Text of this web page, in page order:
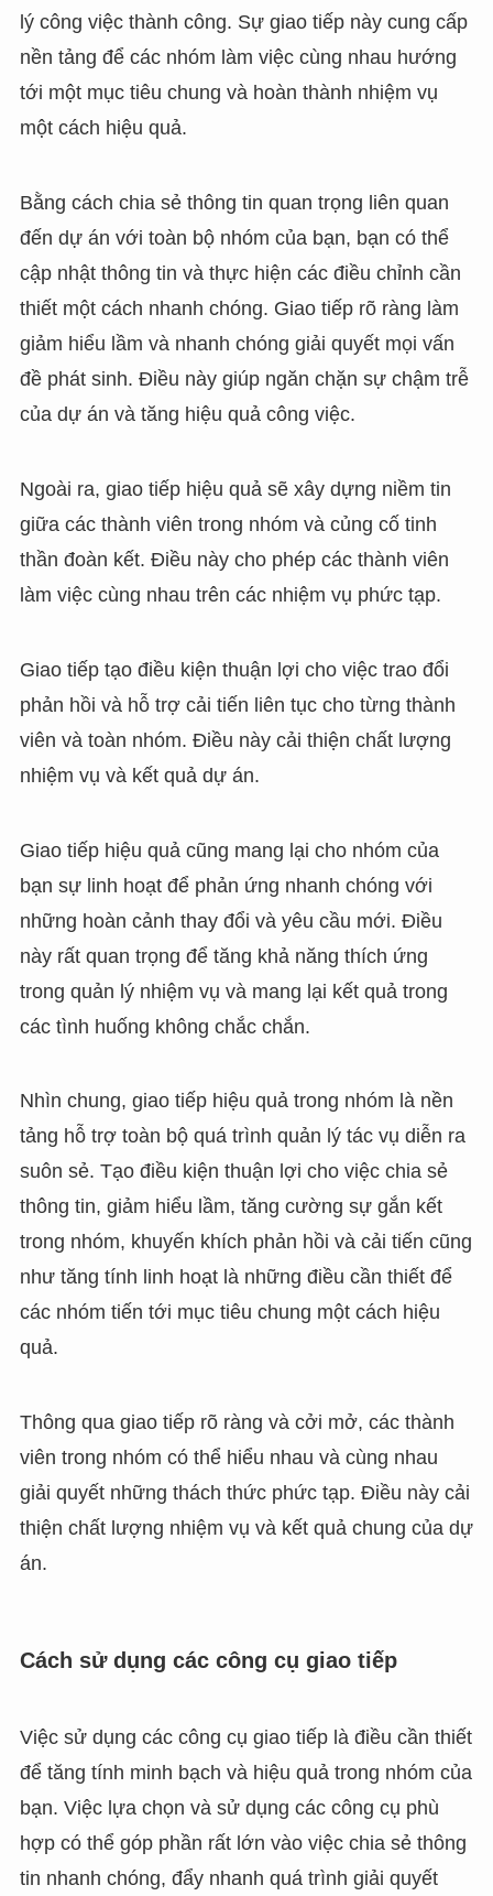
lý công việc thành công. Sự giao tiếp này cung cấp
nền tảng để các nhóm làm việc cùng nhau hướng
tới một mục tiêu chung và hoàn thành nhiệm vụ
một cách hiệu quả.
Bằng cách chia sẻ thông tin quan trọng liên quan
đến dự án với toàn bộ nhóm của bạn, bạn có thể
cập nhật thông tin và thực hiện các điều chỉnh cần
thiết một cách nhanh chóng. Giao tiếp rõ ràng làm
giảm hiểu lầm và nhanh chóng giải quyết mọi vấn
đề phát sinh. Điều này giúp ngăn chặn sự chậm trễ
của dự án và tăng hiệu quả công việc.
Ngoài ra, giao tiếp hiệu quả sẽ xây dựng niềm tin
giữa các thành viên trong nhóm và củng cố tinh
thần đoàn kết. Điều này cho phép các thành viên
làm việc cùng nhau trên các nhiệm vụ phức tạp.
Giao tiếp tạo điều kiện thuận lợi cho việc trao đổi
phản hồi và hỗ trợ cải tiến liên tục cho từng thành
viên và toàn nhóm. Điều này cải thiện chất lượng
nhiệm vụ và kết quả dự án.
Giao tiếp hiệu quả cũng mang lại cho nhóm của
bạn sự linh hoạt để phản ứng nhanh chóng với
những hoàn cảnh thay đổi và yêu cầu mới. Điều
này rất quan trọng để tăng khả năng thích ứng
trong quản lý nhiệm vụ và mang lại kết quả trong
các tình huống không chắc chắn.
Nhìn chung, giao tiếp hiệu quả trong nhóm là nền
tảng hỗ trợ toàn bộ quá trình quản lý tác vụ diễn ra
suôn sẻ. Tạo điều kiện thuận lợi cho việc chia sẻ
thông tin, giảm hiểu lầm, tăng cường sự gắn kết
trong nhóm, khuyến khích phản hồi và cải tiến cũng
như tăng tính linh hoạt là những điều cần thiết để
các nhóm tiến tới mục tiêu chung một cách hiệu
quả.
Thông qua giao tiếp rõ ràng và cởi mở, các thành
viên trong nhóm có thể hiểu nhau và cùng nhau
giải quyết những thách thức phức tạp. Điều này cải
thiện chất lượng nhiệm vụ và kết quả chung của dự
án.
Cách sử dụng các công cụ giao tiếp
Việc sử dụng các công cụ giao tiếp là điều cần thiết
để tăng tính minh bạch và hiệu quả trong nhóm của
bạn. Việc lựa chọn và sử dụng các công cụ phù
hợp có thể góp phần rất lớn vào việc chia sẻ thông
tin nhanh chóng, đẩy nhanh quá trình giải quyết